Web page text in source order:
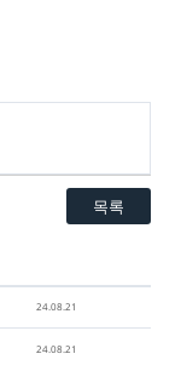
목록
24.08.21
24.08.21